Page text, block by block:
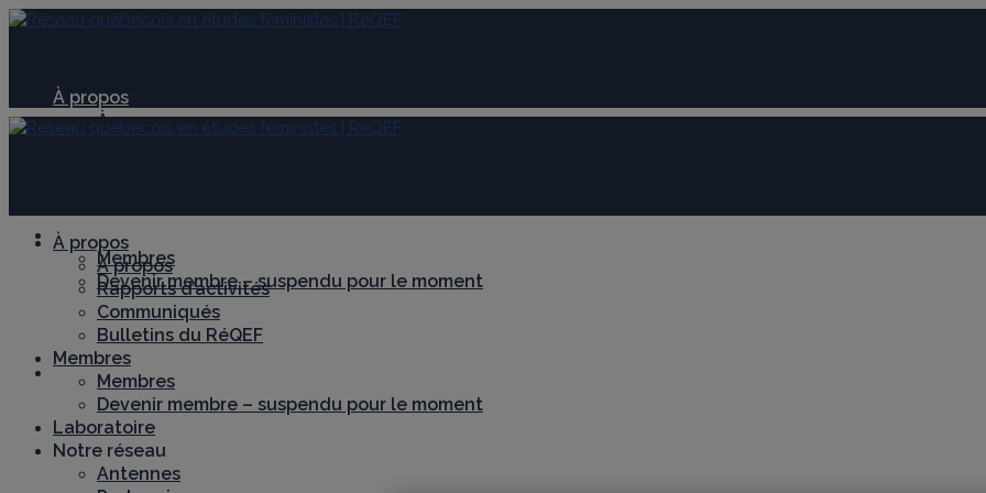
À propos
À propos
Rapports d’activités
Membres
Membres
Devenir membre – suspendu pour le moment
Laboratoire
À propos
À propos
Rapports d’activités
Communiqués
Bulletins du RéQEF
Membres
Membres
Devenir membre – suspendu pour le moment
Laboratoire
Notre réseau
Antennes